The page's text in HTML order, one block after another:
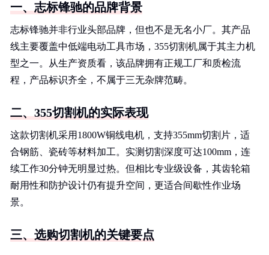
一、志标锋驰的品牌背景
志标锋驰并非行业头部品牌，但也不是无名小厂。其产品
线主要覆盖中低端电动工具市场，355切割机属于其主力机
型之一。从生产资质看，该品牌拥有正规工厂和质检流
程，产品标识齐全，不属于三无杂牌范畴。
二、355切割机的实际表现
这款切割机采用1800W铜线电机，支持355mm切割片，适
合钢筋、瓷砖等材料加工。实测切割深度可达100mm，连
续工作30分钟无明显过热。但相比专业级设备，其齿轮箱
耐用性和防护设计仍有提升空间，更适合间歇性作业场
景。
三、选购切割机的关键要点